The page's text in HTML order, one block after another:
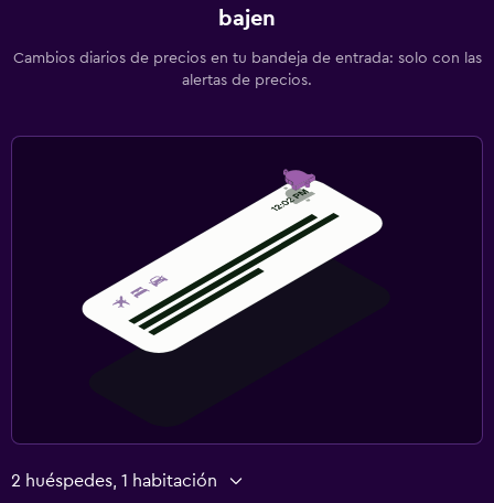
bajen
Cambios diarios de precios en tu bandeja de entrada: solo con las
alertas de precios.
2 huéspedes, 1 habitación